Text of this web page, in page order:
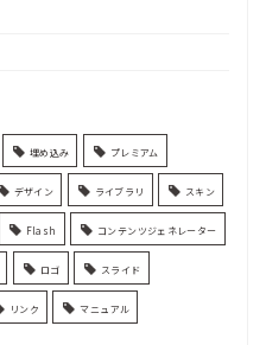
埋め込み プレミアム
デザイン ライブラリ スキン
Flash コンテンツジェネレーター
ロゴ スライド
リンク マニュアル